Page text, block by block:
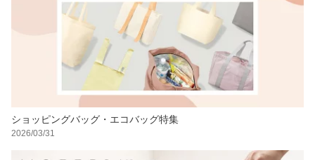
ショッピングバッグ・エコバッグ特集
2026/03/31